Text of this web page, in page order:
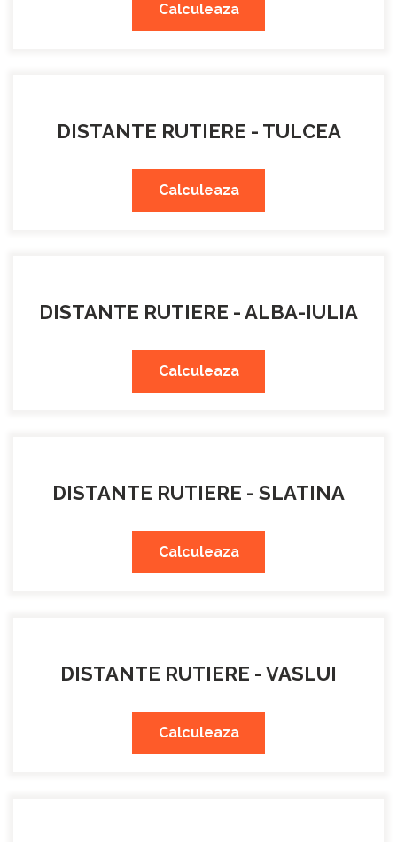
Calculeaza
DISTANTE RUTIERE - TULCEA
Calculeaza
DISTANTE RUTIERE - ALBA-IULIA
Calculeaza
DISTANTE RUTIERE - SLATINA
Calculeaza
DISTANTE RUTIERE - VASLUI
Calculeaza